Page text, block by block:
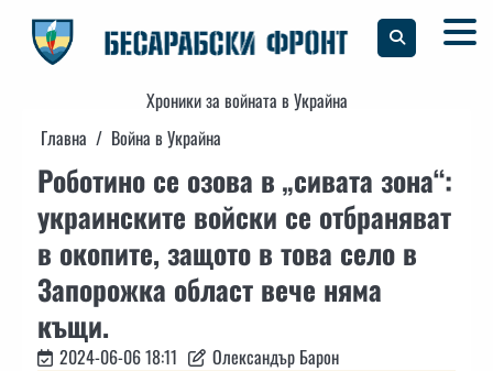
content
Хроники за войната в Украйна
Главна
Война в Украйна
Роботино се озова в „сивата зона“:
украинските войски се отбраняват
в окопите, защото в това село в
Запорожка област вече няма
къщи.
2024-06-06 18:11 Олександър Барон